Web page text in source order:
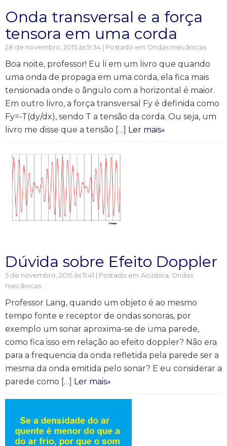
Onda transversal e a força
tensora em uma corda
28 de novembro, 2015 às 9:34 | Postado em Ondas mecânicas
Boa noite, professor! Eu li em um livro que quando
uma onda de propaga em uma corda, ela fica mais
tensionada onde o ângulo com a horizontal é maior.
Em outro livro, a força transversal Fy é definida como
Fy=-T(dy/dx), sendo T a tensão da corda. Ou seja, um
livro me disse que a tensão […] Ler mais»
Dúvida sobre Efeito Doppler
5 de novembro, 2015 às 11:41 | Postado em Acústica, Ondas
mecânicas
Professor Lang, quando um objeto é ao mesmo
tempo fonte e receptor de ondas sonoras, por
exemplo um sonar aproxima-se de uma parede,
como fica isso em relação ao efeito doppler? Não era
para a frequencia da onda refletida pela parede ser a
mesma da onda emitida pelo sonar? E eu considerar a
parede como […] Ler mais»